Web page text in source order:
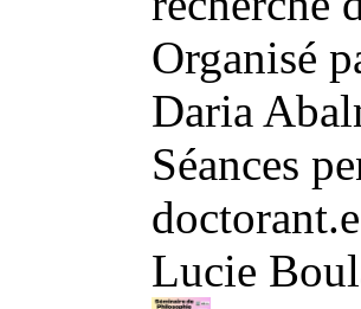
Organisé
Daria
Séances
Lucie